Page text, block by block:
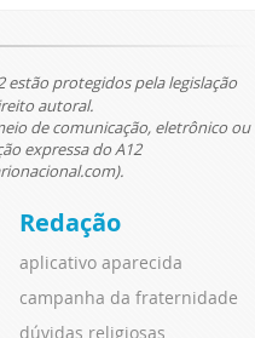
estão protegidos pela legislação
autoral.
de comunicação, eletrônico ou
expressa do A12
Redação
aplicativo aparecida
campanha da fraternidade
dúvidas religiosas